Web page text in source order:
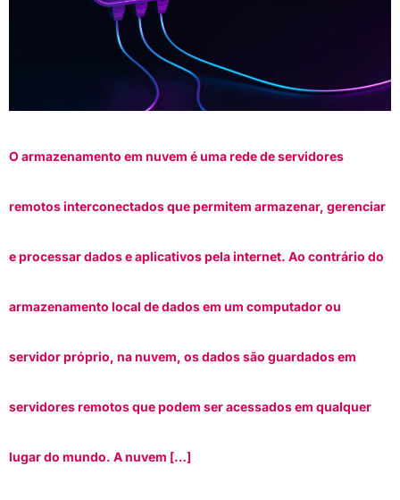
O armazenamento em nuvem é uma rede de servidores
remotos interconectados que permitem armazenar, gerenciar
e processar dados e aplicativos pela internet. Ao contrário do
armazenamento local de dados em um computador ou
servidor próprio, na nuvem, os dados são guardados em
servidores remotos que podem ser acessados em qualquer
lugar do mundo. A nuvem […]